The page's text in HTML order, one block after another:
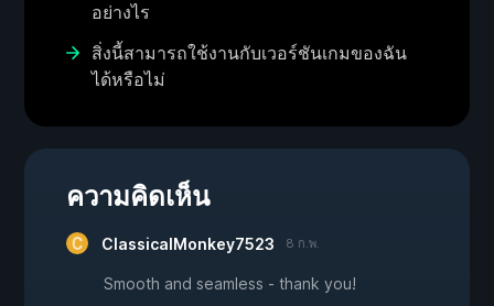
อย่างไร
สิ่งนี้สามารถใช้งานกับเวอร์ชันเกมของฉัน
ได้หรือไม่
ความคิดเห็น
ClassicalMonkey7523 8 ก.พ.
Smooth and seamless - thank you!